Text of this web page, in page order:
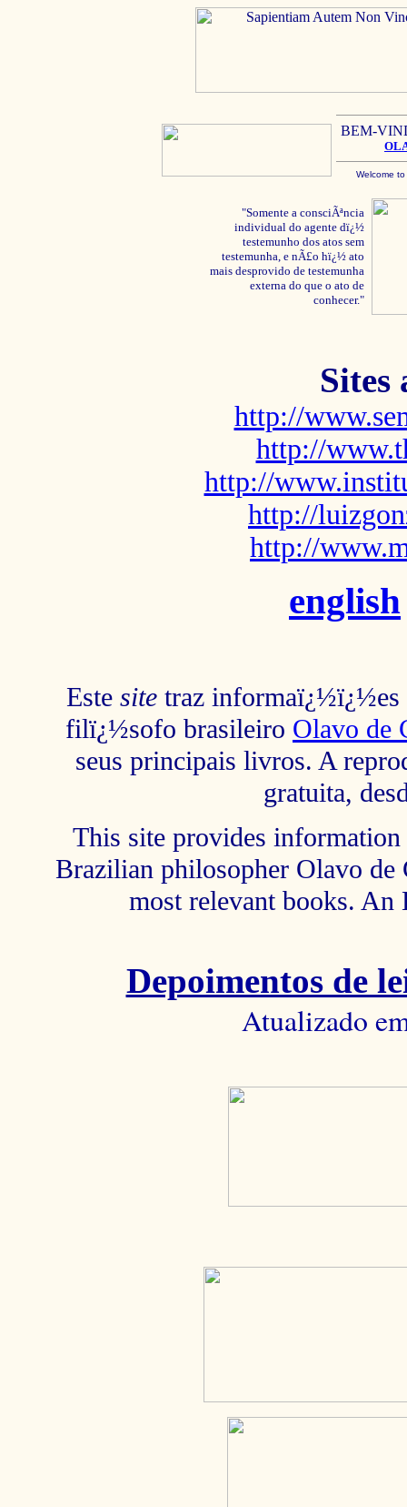
BEM-
Welcome
"Somente a consciÃªncia
individual do agente dï¿½
testemunho dos atos sem
testemunha, e nÃ£o hï¿½ ato
mais desprovido de testemunha
externa do que o ato de
conhecer."
Sites
http://
http://
http://
http://
http://
english
Este site traz informaï¿½ï¿½es
filï¿½sofo brasileiro Olavo de
seus principais livros. A
gratuita,
This site provides
Brazilian philosopher Olavo de
most relevant books.
Depoimentos de
Atualizado